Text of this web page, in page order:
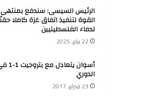
الرئيس السيسى: سندفع بمنتهى
القوة لتنفيذ اتفاق غزة كاملا
لدماء الفلسطينيين
22 يناير، 2025
أسوان يتعادل
الدوري
23 فبراير، 2017